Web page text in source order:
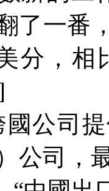
了一番
分，相
公司
公司，